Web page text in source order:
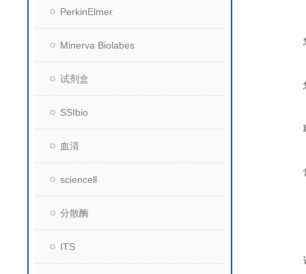
PerkinElmer
Minerva Biolabes
试剂盒
SSIbio
血清
sciencell
分散酶
ITS